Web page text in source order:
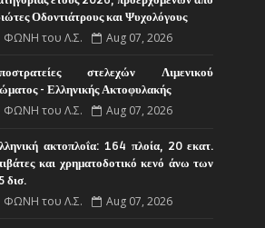
Οδοντιάτρους και Ψυχολόγους
ΦΩΝΗ του Λ.Σ. Aug 07, 2026
στελεχών Λιμενικού
- Ελληνικής Ακτοφυλακής
ΦΩΝΗ του Λ.Σ. Aug 07, 2026
ακτοπλοΐα: 164 πλοία, 20 εκατ.
και χρηματοδοτικό κενό άνω των
δισ.
ΦΩΝΗ του Λ.Σ. Aug 07, 2026